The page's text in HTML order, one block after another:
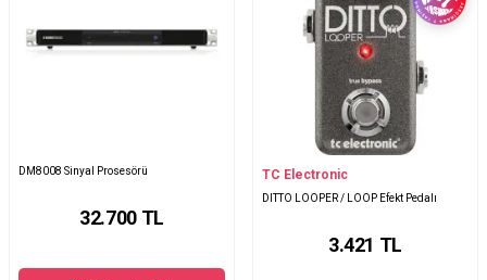
DM8008 Sinyal Prosesörü
32.700TL
TC Electronic
DITTO LOOPER / LOOP Efekt Pedalı
3.421 TL